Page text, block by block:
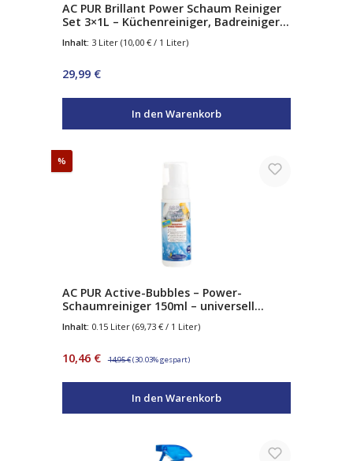
AC PUR Brillant Power Schaum Reiniger
Set 3×1L – Küchenreiniger, Badreiniger
Inhalt: 3 Liter (10,00 € / 1 Liter)
Regulärer Preis:
29,99 €
In den Warenkorb
%
AC PUR Active-Bubbles – Power-
Schaumreiniger 150ml – universell
Verschmutzungen auf Glas, Edelstahl,
Inhalt: 0.15 Liter (69,73 € / 1 Liter)
Verkaufspreis:
10,46 € Regulärer Preis:
14,95 €(30.03% gespart)
In den Warenkorb